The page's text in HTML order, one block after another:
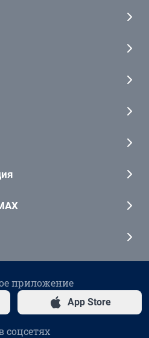
приложение
App Store